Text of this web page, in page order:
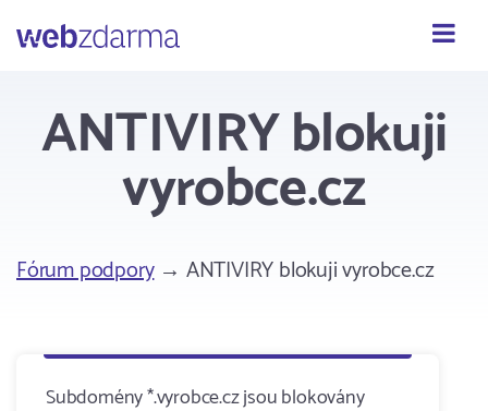
Webzdarma
ANTIVIRY blokuji
vyrobce.cz
Fórum podpory→ ANTIVIRY blokuji vyrobce.cz
Subdomény *.vyrobce.cz jsou blokovány